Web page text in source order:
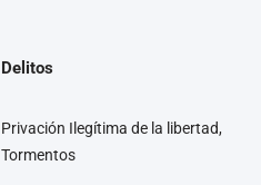
Delitos
Privación Ilegítima de la libertad,
Tormentos